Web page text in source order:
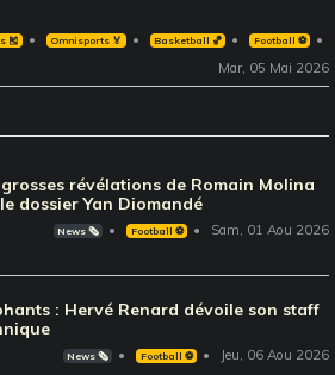
🎽 Omnisports 🏅 Basketball 🏀 Football ⚽️
Mar, 05 Mai 2026
grosses révélations de Romain Molina
dossier Yan Diomandé
News 🗞️ Football ⚽️ Sam, 01 Aou 2026
: Hervé Renard dévoile son staff
News 🗞️ Football ⚽️ Jeu, 06 Aou 2026